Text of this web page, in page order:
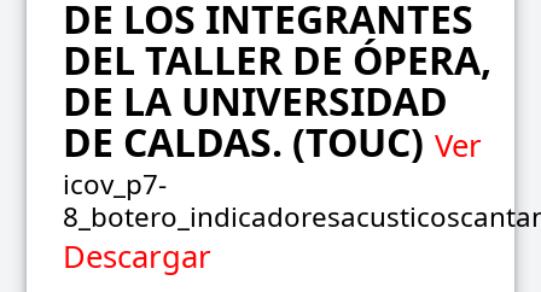
DE LOS INTEGRANTES
DEL TALLER DE ÓPERA,
DE LA UNIVERSIDAD
DE CALDAS. (TOUC) Ver
icov_p7-
Descargar